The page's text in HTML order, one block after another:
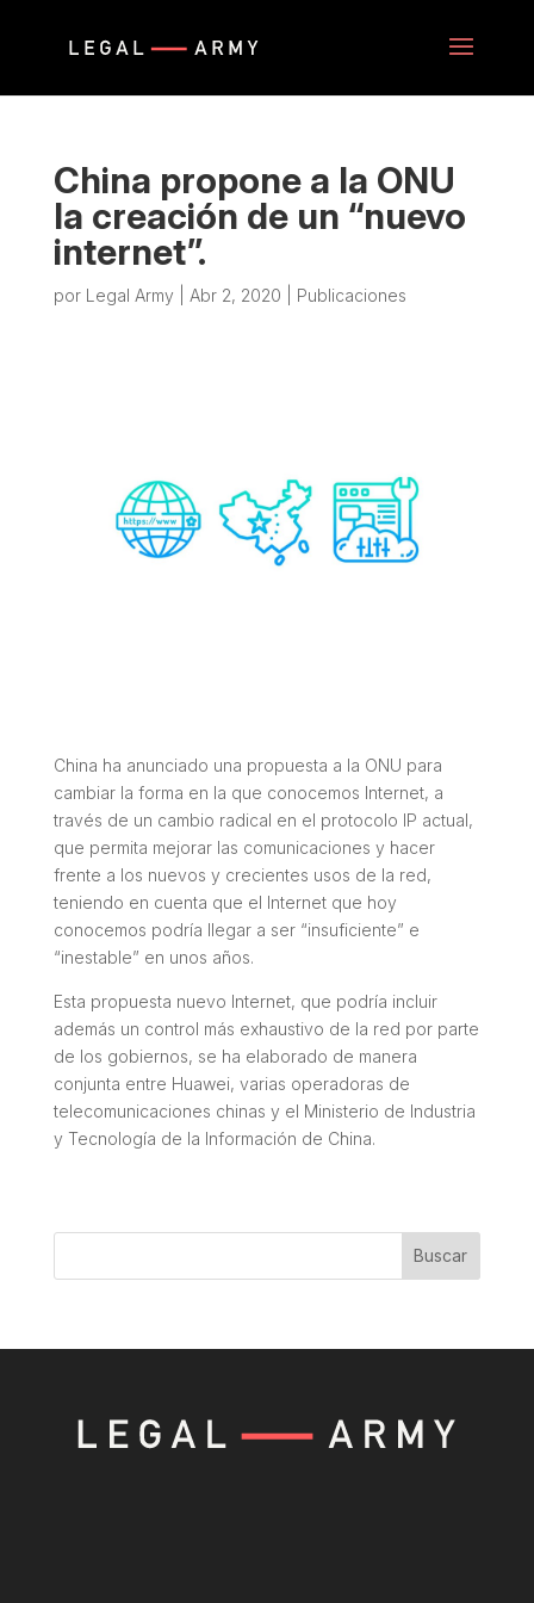
China propone a la ONU
la creación de un “nuevo
internet”.
por Legal Army Abr 2, 2020 Publicaciones
China ha anunciado una propuesta a la ONU para
cambiar la forma en la que conocemos Internet, a
través de un cambio radical en el protocolo IP actual,
que permita mejorar las comunicaciones y hacer
frente a los nuevos y crecientes usos de la red,
teniendo en cuenta que el Internet que hoy
conocemos podría llegar a ser “insuficiente” e
“inestable” en unos años.
Esta propuesta nuevo Internet, que podría incluir
además un control más exhaustivo de la red por parte
de los gobiernos, se ha elaborado de manera
conjunta entre Huawei, varias operadoras de
telecomunicaciones chinas y el Ministerio de Industria
y Tecnología de la Información de China.
Buscar